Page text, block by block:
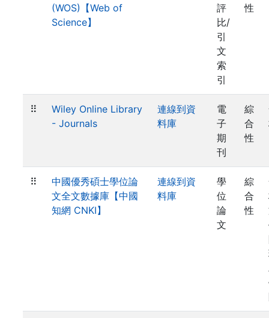
(WOS)【Web of
Science】
評
比/
引
文
索
引
性
⠿
Wiley Online Library
- Journals
連線到資
料庫
電
子
期
刊
綜
合
性
⠿
中國優秀碩士學位論
文全文數據庫【中國
知網 CNKI】
連線到資
料庫
學
位
論
文
綜
合
性